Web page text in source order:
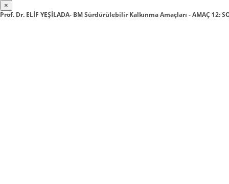
×
Prof. Dr. ELİF YEŞİLADA- BM Sürdürülebilir Kalkınma Amaçları - AMAÇ 12: